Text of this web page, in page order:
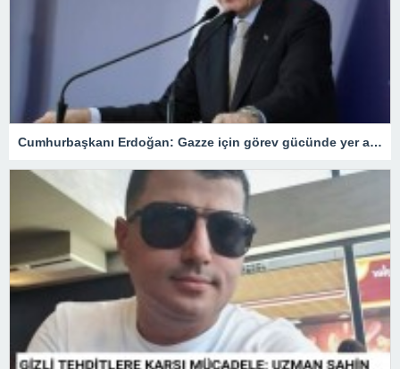
Cumhurbaşkanı Erdoğan: Gazze için görev gücünde yer alacağız.